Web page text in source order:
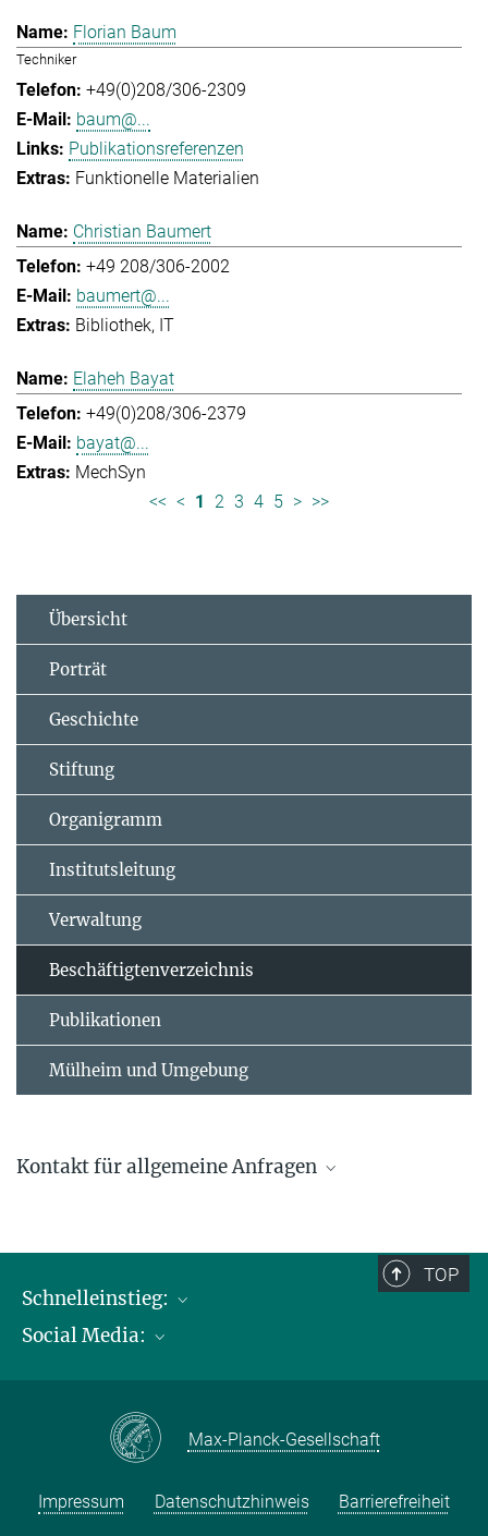
Florian Baum
Techniker
+49(0)208/306-2309
baum@...
Publikationsreferenzen
Funktionelle Materialien
Christian Baumert
+49 208/306-2002
baumert@...
Bibliothek IT
Elaheh Bayat
+49(0)208/306-2379
bayat@...
MechSyn
<< < 1 2 3 4 5 > >>
Übersicht
Porträt
Geschichte
Stiftung
Organigramm
Institutsleitung
Verwaltung
Beschäftigtenverzeichnis
Publikationen
Mülheim und Umgebung
Kontakt für allgemeine Anfragen
TOP
Schnelleinstieg:
Publikationen
Kontakt und Anfahrtsbeschreibung
Social Media:
Max-Planck-Gesellschaft
Impressum Datenschutzhinweis Barrierefreiheit